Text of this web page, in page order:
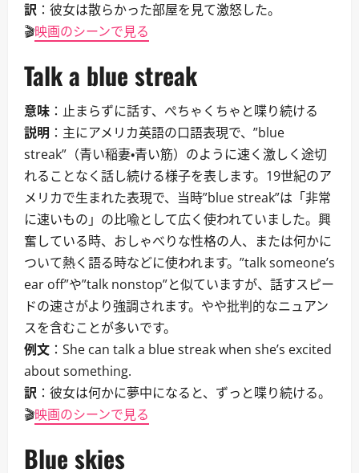
訳 ：彼女は散らかった部屋を見て激怒した。
🎬映画のシーンで見る
Talk a blue streak
意味 ：止まらずに話す、ぺちゃくちゃと喋り続ける
説明 ：主にアメリカ英語の口語表現で、”blue
streak”（青い稲妻・青い筋）のように速く激しく途切
れることなく話し続ける様子を表します。19世紀のア
メリカで生まれた表現で、当時”blue streak”は「非常
に速いもの」の比喩として広く使われていました。興
奮している時、おしゃべりな性格の人、または何かに
ついて熱く語る時などに使われます。”talk someone’s
ear off”や”talk nonstop”と似ていますが、話すスピー
ドの速さがより強調されます。やや批判的なニュアン
スを含むことが多いです。
例文 ：She can talk a blue streak when she’s excited
about something.
訳 ：彼女は何かに夢中になると、ずっと喋り続ける。
🎬映画のシーンで見る
Blue skies